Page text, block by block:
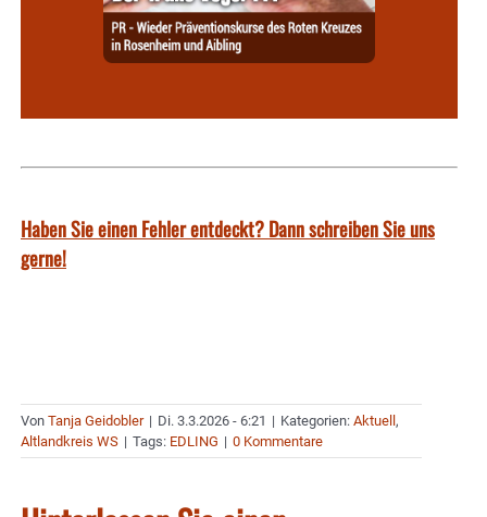
Haben Sie einen Fehler entdeckt? Dann schreiben Sie uns
gerne!
Von Tanja Geidobler | Di. 3.3.2026 - 6:21 | Kategorien: Aktuell ,
Altlandkreis WS | Tags: EDLING | 0 Kommentare